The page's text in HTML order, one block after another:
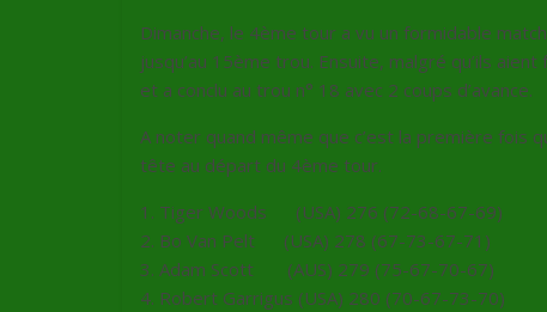
Dimanche, le 4ème tour a vu un formidable
jusqu’au 15ème trou. Ensuite, malgré qu’ils
et a conclu au trou n° 18 avec 2 coups d’avance.
A noter quand même que c’est la première fois
tête au départ du 4ème tour.
1. Tiger Woods (USA) 276 (72-68-67-69)
2. Bo Van Pelt (USA) 278 (67-73-67-71)
3. Adam Scott (AUS) 279 (75-67-70-67)
4. Robert Garrigus (USA) 280 (70-67-73-70)